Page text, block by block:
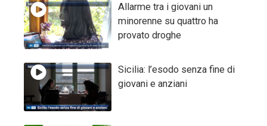
Allarme tra i giovani un
minorenne su quattro ha
provato droghe
Sicilia: l’esodo senza fine di
giovani e anziani